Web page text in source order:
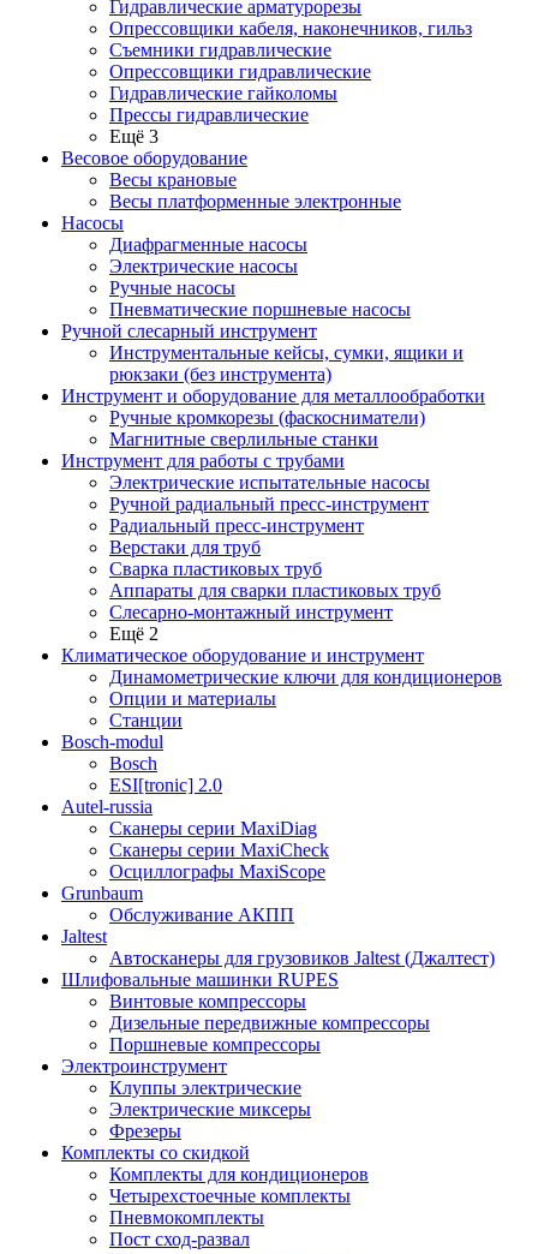
Гидравлические арматурорезы
Опрессовщики кабеля, наконечников, гильз
Съемники гидравлические
Опрессовщики гидравлические
Гидравлические гайколомы
Прессы гидравлические
Ещё 3
Весовое оборудование
Весы крановые
Весы платформенные электронные
Насосы
Диафрагменные насосы
Электрические насосы
Ручные насосы
Пневматические поршневые насосы
Ручной слесарный инструмент
Инструментальные кейсы, сумки, ящики и
рюкзаки (без инструмента)
Инструмент и оборудование для металлообработки
Ручные кромкорезы (фаскосниматели)
Магнитные сверлильные станки
Инструмент для работы с трубами
Электрические испытательные насосы
Ручной радиальный пресс-инструмент
Радиальный пресс-инструмент
Верстаки для труб
Сварка пластиковых труб
Аппараты для сварки пластиковых труб
Слесарно-монтажный инструмент
Ещё 2
Климатическое оборудование и инструмент
Динамометрические ключи для кондиционеров
Опции и материалы
Станции
Bosch-modul
Bosch
ESI[tronic] 2.0
Autel-russia
Сканеры серии MaxiDiag
Сканеры серии MaxiCheck
Осциллографы MaxiScope
Grunbaum
Обслуживание АКПП
Jaltest
Автосканеры для грузовиков Jaltest (Джалтест)
Шлифовальные машинки RUPES
Винтовые компрессоры
Дизельные передвижные компрессоры
Поршневые компрессоры
Электроинструмент
Клуппы электрические
Электрические миксеры
Фрезеры
Комплекты со скидкой
Комплекты для кондиционеров
Четырехстоечные комплекты
Пневмокомплекты
Пост сход-развал